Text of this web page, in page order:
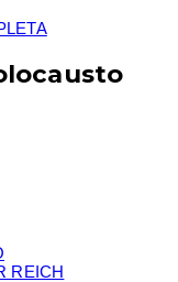
REICH